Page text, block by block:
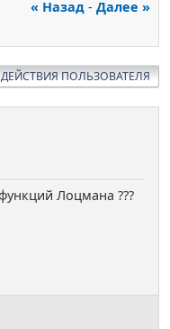
« Назад - Далее »
ДЕЙСТВИЯ ПОЛЬЗОВАТЕЛЯ
Лоцмана ???